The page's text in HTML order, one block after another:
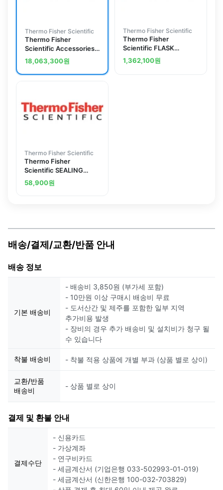
Thermo Fisher Scientific
Thermo Fisher
Scientific Accessories
for Luminoskan Ascent
Microplate
Luminometer
18,063,300원
Thermo Fisher Scientific
Thermo Fisher
Scientific FLASK
VOLUME CLASSA
STOPPER 10 (2801710)
1,362,100원
Thermo Fisher Scientific
Thermo Fisher
Scientific SEALING
ASSY 2UL, DIGITAL
58,900원
배송/결제/교환/반품 안내
배송 정보
기본 배송비
- 배송비 3,850원 (부가세 포함)
- 10만원 이상 구매시 배송비 무료
- 도서산간 및 제주를 포함한 일부 지역
추가비용 발생
- 장비의 경우 추가 배송비 및 설치비가 청구 될
수 있습니다
착불 배송비 - 착불 적용 상품에 개별 부과 (상품 별로 상이)
교환/반품
배송비
- 상품 별로 상이
결제 및 환불 안내
결제수단
- 신용카드
- 가상계좌
- 연구비카드
- 세금계산서 (기업은행 033-502993-01-019)
- 세금계산서 (신한은행 100-032-703829)